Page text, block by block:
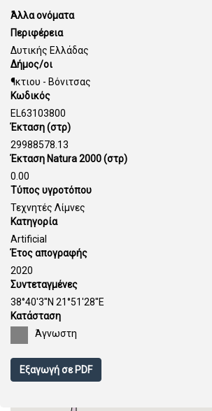
Άλλα ονόματα
Περιφέρεια
Δυτικής Ελλάδας
Δήμος/οι
¶κτιου - Βόνιτσας
Κωδικός
EL63103800
Έκταση (στρ)
29988578.13
Έκταση Natura 2000 (στρ)
0.00
Τύπος υγροτόπου
Τεχνητές Λίμνες
Κατηγορία
Artificial
Έτος απογραφής
2020
Συντεταγμένες
38°40'3''N 21°51'28''E
Κατάσταση
Άγνωστη
Εξαγωγή σε PDF